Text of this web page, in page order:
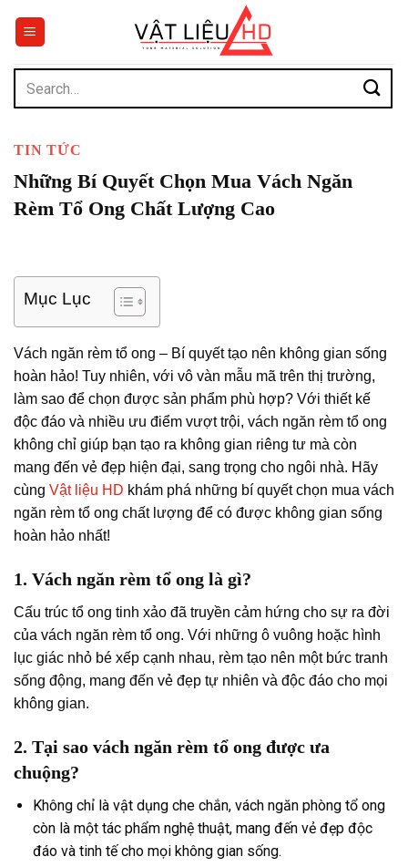
dung
for:
TIN TỨC
Những Bí Quyết Chọn Mua Vách Ngăn
Rèm Tổ Ong Chất Lượng Cao
Mục Lục
Vách ngăn rèm tổ ong – Bí quyết tạo nên không gian sống
hoàn hảo! Tuy nhiên, với vô vàn mẫu mã trên thị trường,
làm sao để chọn được sản phẩm phù hợp? Với thiết kế
độc đáo và nhiều ưu điểm vượt trội, vách ngăn rèm tổ ong
không chỉ giúp bạn tạo ra không gian riêng tư mà còn
mang đến vẻ đẹp hiện đại, sang trọng cho ngôi nhà. Hãy
cùng Vật liệu HD khám phá những bí quyết chọn mua vách
ngăn rèm tổ ong chất lượng để có được không gian sống
hoàn hảo nhất!
1. Vách ngăn rèm tổ ong là gì?
Cấu trúc tổ ong tinh xảo đã truyền cảm hứng cho sự ra đời
của vách ngăn rèm tổ ong. Với những ô vuông hoặc hình
lục giác nhỏ bé xếp cạnh nhau, rèm tạo nên một bức tranh
sống động, mang đến vẻ đẹp tự nhiên và độc đáo cho mọi
không gian.
2. Tại sao vách ngăn rèm tổ ong được ưa
chuộng?
Không chỉ là vật dụng che chắn, vách ngăn phòng tổ ong
còn là một tác phẩm nghệ thuật, mang đến vẻ đẹp độc
đáo và tinh tế cho mọi không gian sống.